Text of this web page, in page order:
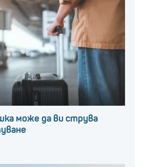
може да ви струва